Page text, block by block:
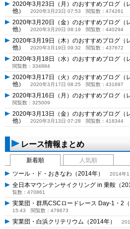
2020年3月23日（月）のおすすめブログ（
他）
2020年3月23日 07:53 閲覧数：474261
2020年3月20日（金）のおすすめブログ（
他）
2020年3月20日 08:19 閲覧数：440294
2020年3月19日（木）のおすすめブログ（
他）
2020年3月19日 09:32 閲覧数：437672
2020年3月18日（水）のおすすめブログ（
閲覧数：334884
2020年3月17日（火）のおすすめブログ（
他）
2020年3月17日 08:25 閲覧数：431697
2020年3月16日（月）のおすすめブログ（
閲覧数：325009
2020年3月13日（金）のおすすめブログ（
他）
2020年3月13日 07:28 閲覧数：418344
レース情報まとめ
新着順
人気順
ツール・ド・おきなわ（2014年）
2014年
全日本マウンテンサイクリング in 乗鞍（
覧数：470861
実業団・群馬CSCロードレース Day-1・2
15:43 閲覧数：479673
実業団・白浜クリテリウム（2014年）